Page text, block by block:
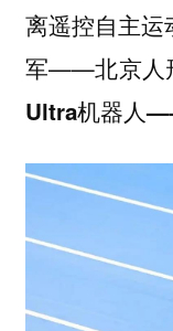
离遥控自主运
军——北京人
Ultra机器人